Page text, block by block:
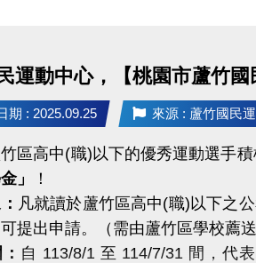
，無中途退費之學員
不分新舊生
95折優惠
期臨櫃報名
碼優惠 喔 ◆*．
名三門以上 → 88折優惠
兩門以上 → 9折優惠
運動中心，【桃園市蘆竹國
期 : 2025.09.25 來源 : 蘆竹國民
區高中(職)以下的優秀運動選手
」
！
凡就讀於蘆竹區高中(職)以下之
提出申請。（需由蘆竹區學校薦
自 113/8/1 至 114/7/31 間，代